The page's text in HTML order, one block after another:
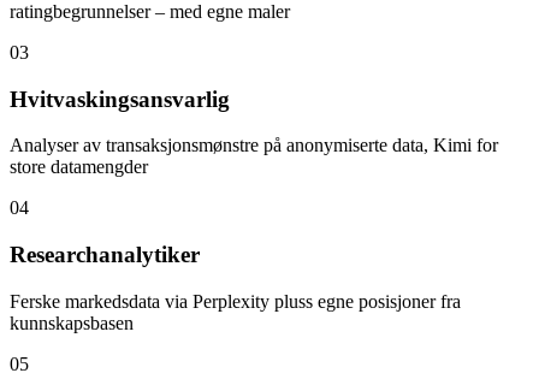
ratingbegrunnelser – med egne maler
03
Hvitvaskingsansvarlig
Analyser av transaksjonsmønstre på anonymiserte data, Kimi for
store datamengder
04
Researchanalytiker
Ferske markedsdata via Perplexity pluss egne posisjoner fra
kunnskapsbasen
05